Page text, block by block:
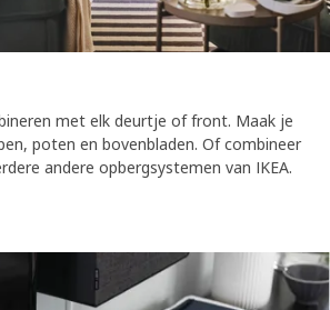
met elk deurtje of front. Maak je
poten en bovenbladen. Of combineer
andere opbergsystemen van IKEA.